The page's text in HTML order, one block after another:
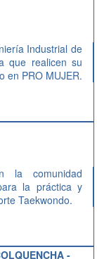
Industrial de
que realicen su
en PRO MUJER.
la comunidad
la práctica y
Taekwondo.
-